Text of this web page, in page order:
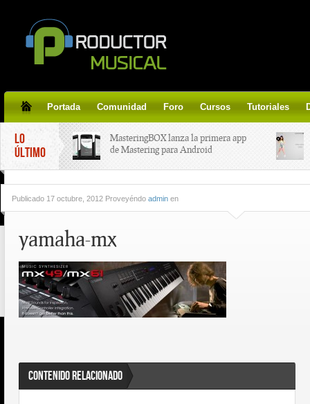
Portada Comunidad Foro Cursos Tutoriales
LO
ÚLTIMO
MasteringBOX lanza la primera app
de Mastering para Android
line gratis!
Korg lanza SDD-3000, el nuevo
Tutorial de CLA Effects, aprende a
aplicar efectos a tus voces.
Publicado 17 octubre, 2012 Proveyéndo admin en
yamaha-mx
CONTENIDO RELACIONADO